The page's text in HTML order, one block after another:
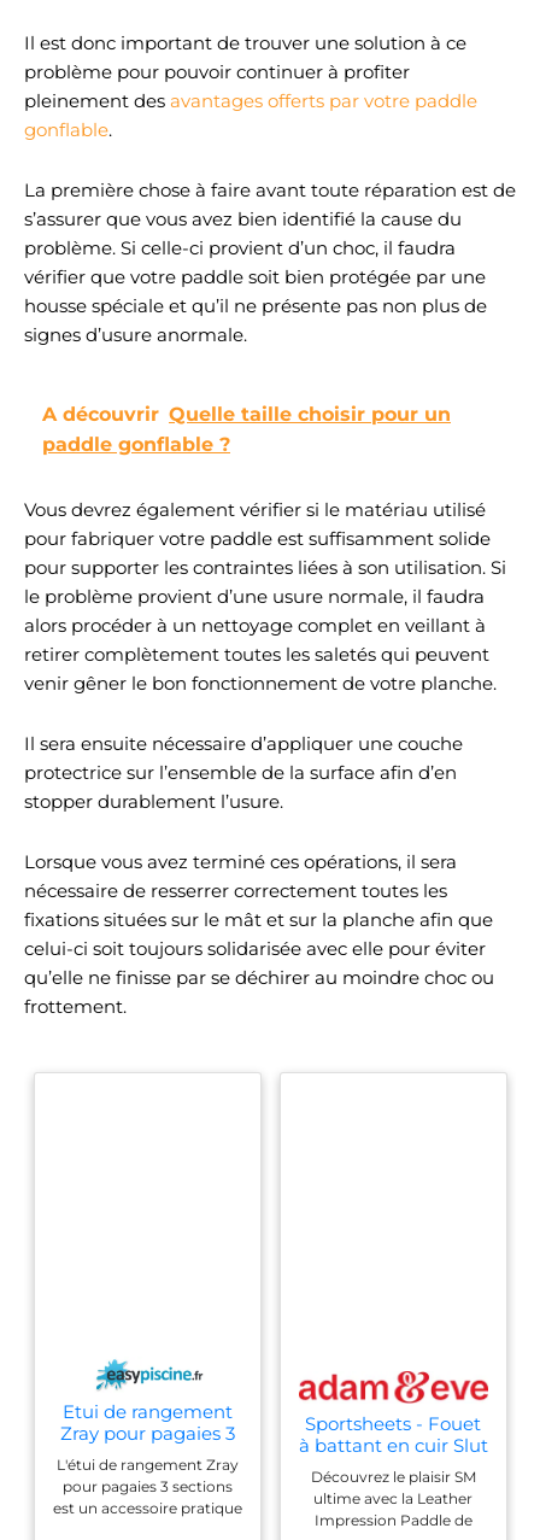
fin Parfaitement adaptée
aux débutants et aux
SUPers ambitieux
Transmission de force
contrôlée pour une
performance efficace sur
optimisée pour une
agréable et précise
Grande efficacité à
chaque coup de pagaie La
longueur réglable et la
protection de pale
robuste en font le
Nom de la couleur : Gris
Il est donc important de trouver une solution à ce
problème pour pouvoir continuer à profiter
pleinement des avantages offerts par votre paddle
gonflable.
La première chose à faire avant toute réparation est de
s’assurer que vous avez bien identifié la cause du
problème. Si celle-ci provient d’un choc, il faudra
vérifier que votre paddle soit bien protégée par une
housse spéciale et qu’il ne présente pas non plus de
signes d’usure anormale.
A découvrir Quelle taille choisir pour un
paddle gonflable ?
Vous devrez également vérifier si le matériau utilisé
pour fabriquer votre paddle est suffisamment solide
pour supporter les contraintes liées à son utilisation. Si
le problème provient d’une usure normale, il faudra
alors procéder à un nettoyage complet en veillant à
retirer complètement toutes les saletés qui peuvent
venir gêner le bon fonctionnement de votre planche.
Il sera ensuite nécessaire d’appliquer une couche
protectrice sur l’ensemble de la surface afin d’en
stopper durablement l’usure.
Lorsque vous avez terminé ces opérations, il sera
nécessaire de resserrer correctement toutes les
fixations situées sur le mât et sur la planche afin que
celui-ci soit toujours solidarisée avec elle pour éviter
qu’elle ne finisse par se déchirer au moindre choc ou
frottement.
Etui de rangement
Zray pour pagaies 3
L'étui de rangement Zray
pour pagaies 3 sections
est un accessoire pratique
Sportsheets - Fouet
à battant en cuir Slut
Découvrez le plaisir SM
ultime avec la Leather
Impression Paddle de